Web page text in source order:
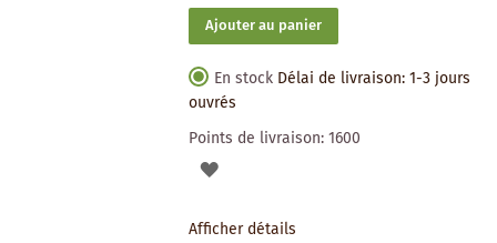
Ajouter au panier
En stock Délai de livraison: 1-3 jours
ouvrés
Points de livraison:1600
AJOUTER
Afficher détails